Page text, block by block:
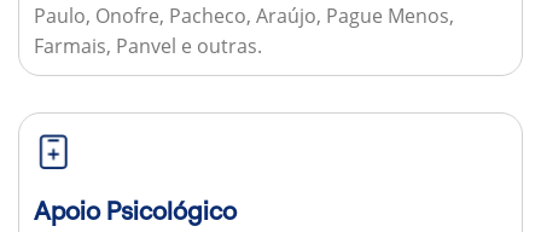
Paulo, Onofre, Pacheco, Araújo, Pague Menos,
Farmais, Panvel e outras.
Apoio Psicológico